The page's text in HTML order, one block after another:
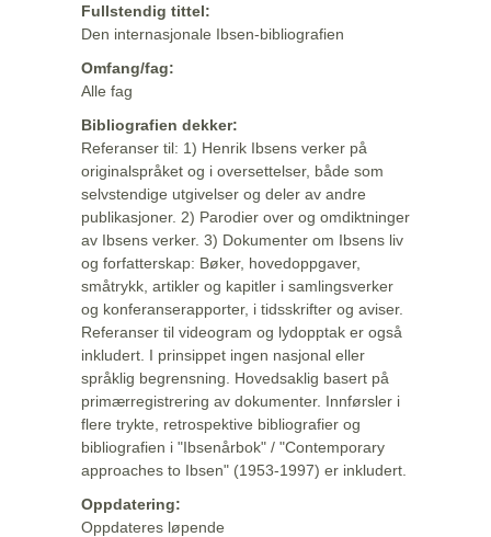
Fullstendig tittel:
Den internasjonale Ibsen-bibliografien
Omfang/fag:
Alle fag
Bibliografien dekker:
Referanser til: 1) Henrik Ibsens verker på
originalspråket og i oversettelser, både som
selvstendige utgivelser og deler av andre
publikasjoner. 2) Parodier over og omdiktninger
av Ibsens verker. 3) Dokumenter om Ibsens liv
og forfatterskap: Bøker, hovedoppgaver,
småtrykk, artikler og kapitler i samlingsverker
og konferanserapporter, i tidsskrifter og aviser.
Referanser til videogram og lydopptak er også
inkludert. I prinsippet ingen nasjonal eller
språklig begrensning. Hovedsaklig basert på
primærregistrering av dokumenter. Innførsler i
flere trykte, retrospektive bibliografier og
bibliografien i "Ibsenårbok" / "Contemporary
approaches to Ibsen" (1953-1997) er inkludert.
Oppdatering:
Oppdateres løpende